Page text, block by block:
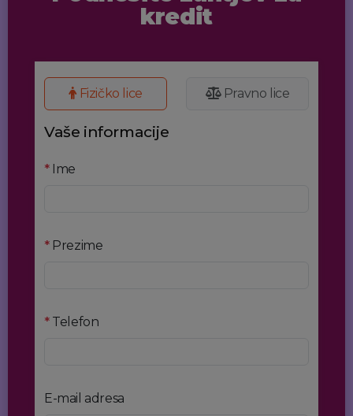
kredit
Fizičko lice Pravno lice
Vaše informacije
*Ime
*Prezime
*Telefon
E-mail adresa